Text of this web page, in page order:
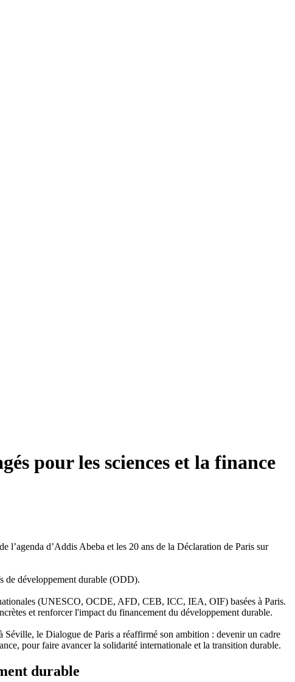
pour les sciences et la finance
l’agenda d’Addis Abeba et les 20 ans de la Déclaration de Paris sur
de développement durable (ODD).
(UNESCO, OCDE, AFD, CEB, ICC, IEA, OIF) basées à Paris.
et renforcer l'impact du financement du développement durable.
le Dialogue de Paris a réaffirmé son ambition : devenir un cadre
pour faire avancer la solidarité internationale et la transition durable.
durable